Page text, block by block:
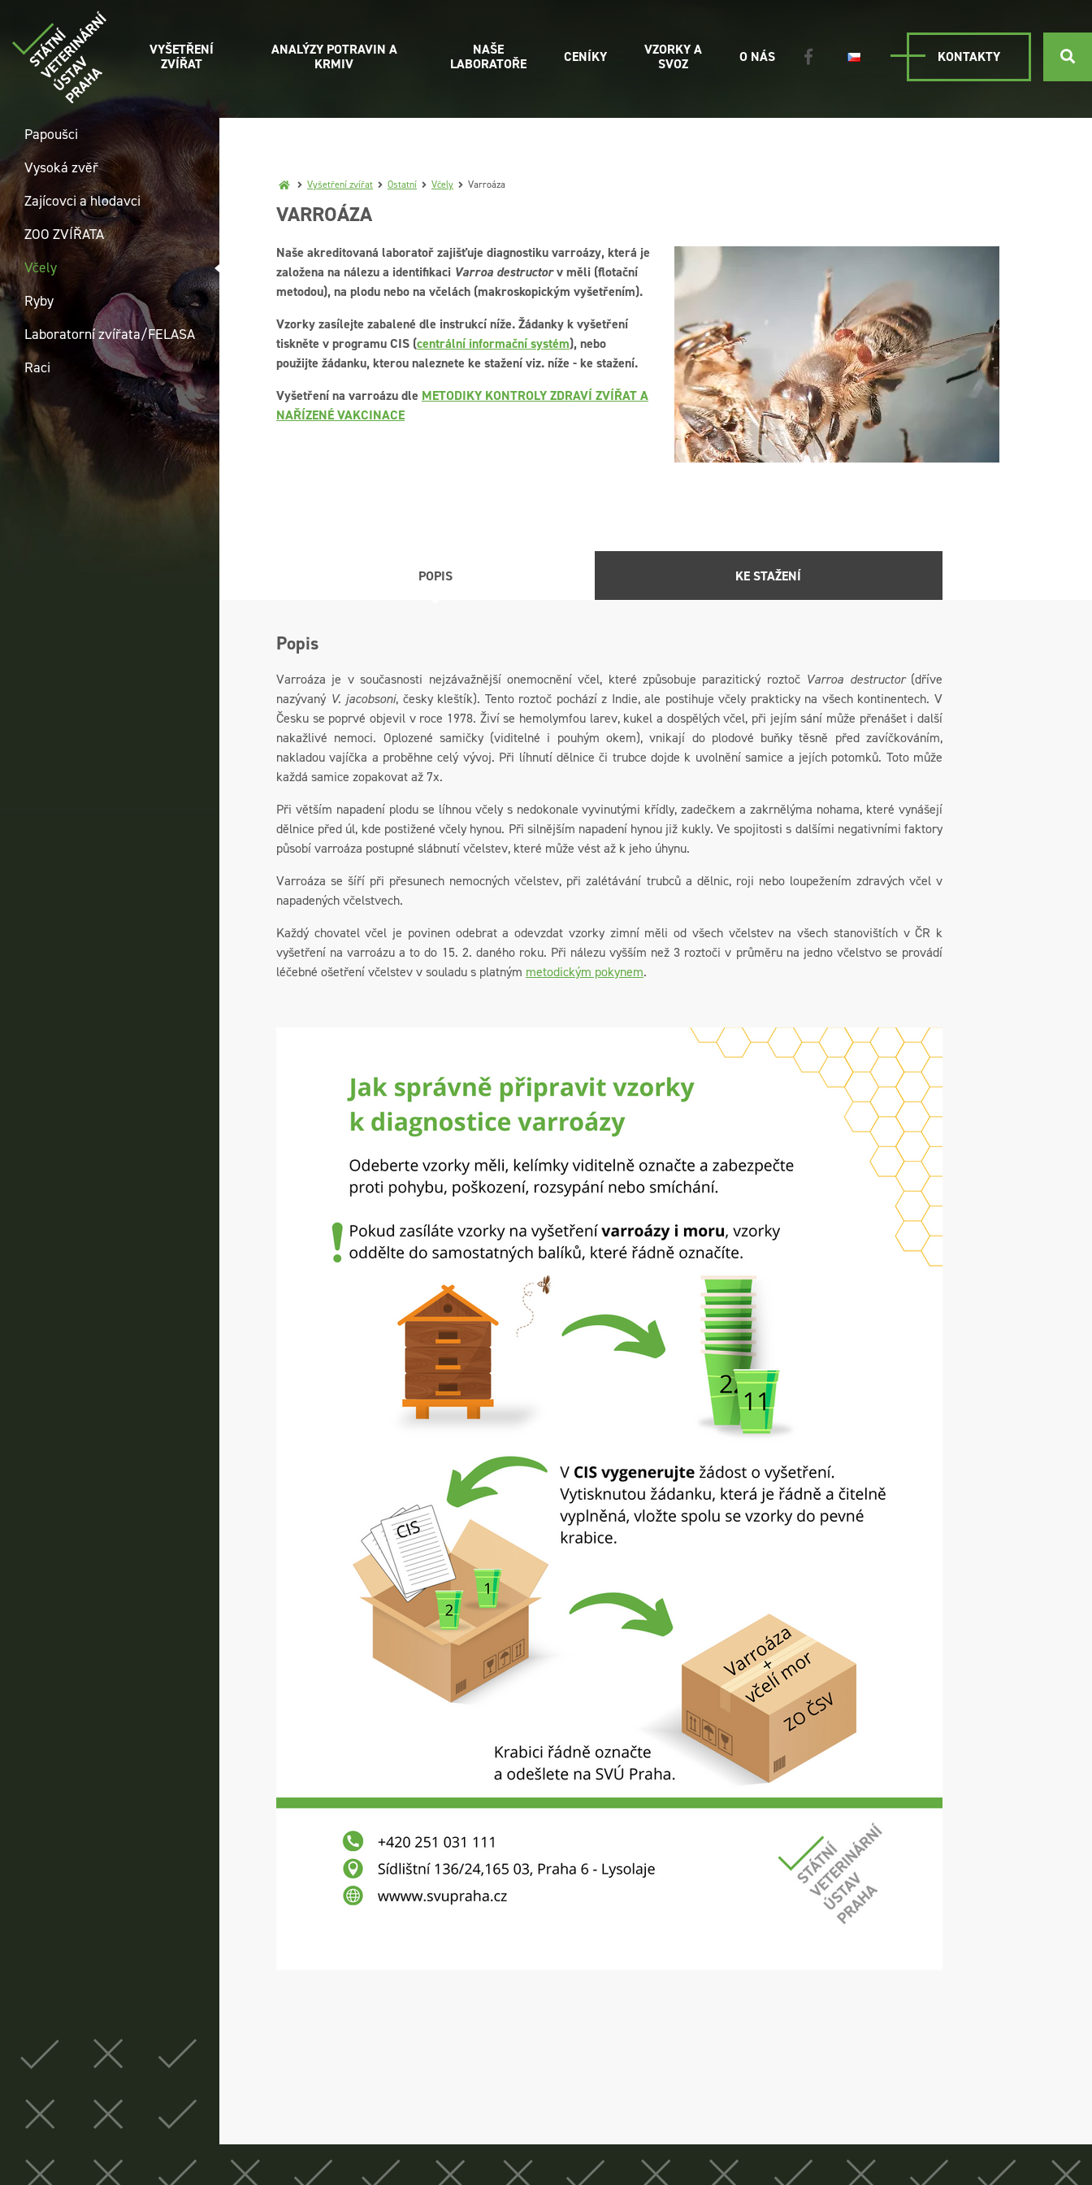
VYŠETŘENÍ
ZVÍŘAT
ANALÝZY POTRAVIN A
KRMIV
NAŠE
LABORATOŘE
CENÍKY
VZORKY A
SVOZ
O NÁS KONTAKTY
Vyšetření zvířat Ostatní Včely Varroáza
VARROÁZA
Naše akreditovaná laboratoř zajišťuje diagnostiku varroázy, která je
založena na nálezu a identifikaci Varroa destructorv měli (flotační
metodou), na plodu nebo na včelách (makroskopickým vyšetřením).
Vzorky zasílejte zabalené dle instrukcí níže. Žádanky k vyšetření
tiskněte v programu CIS (centrální informační systém), nebo
použijte žádanku, kterou naleznete ke stažení viz. níže - ke stažení.
Vyšetření na varroázu dle METODIKY KONTROLY ZDRAVÍ ZVÍŘAT A
NAŘÍZENÉ VAKCINACE
POPIS KE STAŽENÍ
Popis
Varroáza je v současnosti nejzávažnější onemocnění včel, které způsobuje parazitický roztoč Varroa destructor(dříve
nazývaný V. jacobsoni, česky kleštík). Tento roztoč pochází z Indie, ale postihuje včely prakticky na všech kontinentech. V
Česku se poprvé objevil v roce 1978. Živí se hemolymfou larev, kukel a dospělých včel, při jejím sání může přenášet i další
nakažlivé nemoci. Oplozené samičky (viditelné i pouhým okem), vnikají do plodové buňky těsně před zavíčkováním,
nakladou vajíčka a proběhne celý vývoj. Při líhnutí dělnice či trubce dojde k uvolnění samice a jejích potomků. Toto může
každá samice zopakovat až 7x.
Při větším napadení plodu se líhnou včely s nedokonale vyvinutými křídly, zadečkem a zakrnělýma nohama, které vynášejí
dělnice před úl, kde postižené včely hynou. Při silnějším napadení hynou již kukly. Ve spojitosti s dalšími negativními faktory
působí varroáza postupné slábnutí včelstev, které může vést až k jeho úhynu.
Varroáza se šíří při přesunech nemocných včelstev, při zalétávání trubců a dělnic, roji nebo loupežením zdravých včel v
napadených včelstvech.
Každý chovatel včel je povinen odebrat a odevzdat vzorky zimní měli od všech včelstev na všech stanovištích v ČR k
vyšetření na varroázu a to do 15. 2. daného roku. Při nálezu vyšším než 3 roztoči v průměru na jedno včelstvo se provádí
léčebné ošetření včelstev v souladu s platným metodickým pokynem.
Papoušci
Vysoká zvěř
Zajícovci a hlodavci
ZOO ZVÍŘATA
Včely
Ryby
Laboratorní zvířata/FELASA
Raci